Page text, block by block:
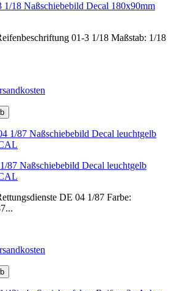
1/18 Naßschiebebild Decal 180x90mm
01-3 1/18 Maßstab: 1/18
87 Naßschiebebild Decal leuchtgelb
DE 04 1/87 Farbe: